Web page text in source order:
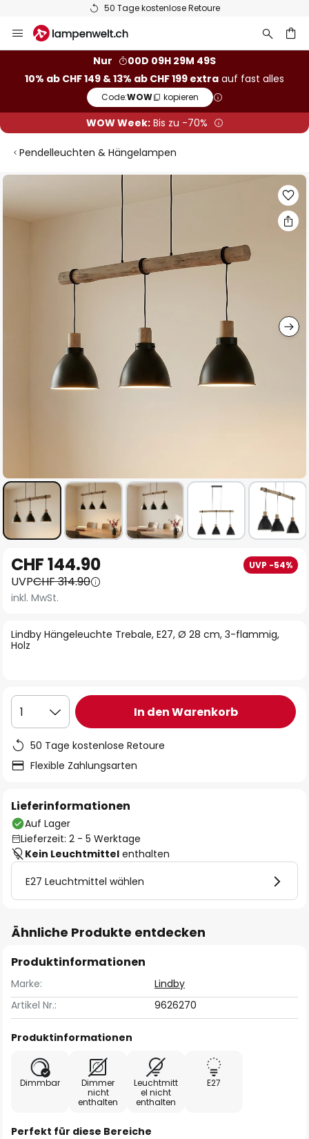
50 Tage kostenlose Retoure
Inhalt
Nur
00D 09H 29M 48S
10% ab CHF 149 & 13% ab CHF 199 extra auf fast alles
Code:WOW kopieren
WOW Week:Bis zu -70%
Pendelleuchten & Hängelampen
Zum
Ende
der
Anfang
der
Bildgalerie
Lindby Hängeleuchte Trebale, E27, Ø 28 cm, 3-flammig,
Holz
CHF 144.90 UVP -54%
UVPCHF 314.90
inkl. MwSt.
1 In den Warenkorb
50 Tage kostenlose Retoure
Flexible Zahlungsarten
Lieferinformationen
Auf Lager
Lieferzeit: 2 - 5 Werktage
Kein Leuchtmittel enthalten
E27 Leuchtmittel wählen
Ähnliche Produkte entdecken
Produktinformationen
Marke:
Lindby
Artikel Nr.:
9626270
Produktinformationen
Dimmbar
Dimmer
nicht
enthalten
Leuchtmitt
el nicht
enthalten
E27
Perfekt für diese Bereiche